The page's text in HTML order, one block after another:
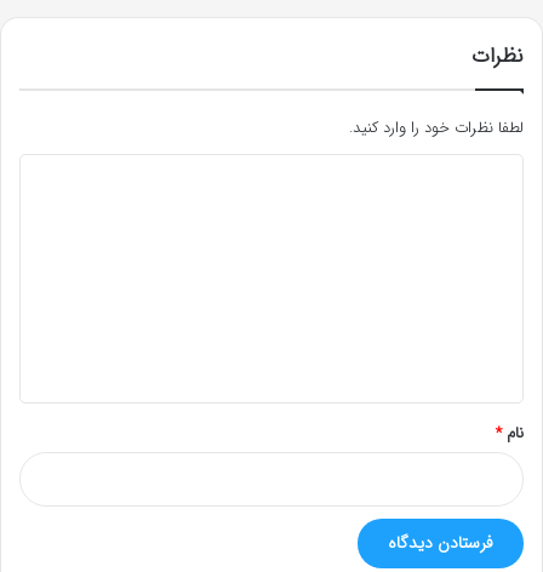
نظرات
لطفا نظرات خود را وارد کنید.
نام*